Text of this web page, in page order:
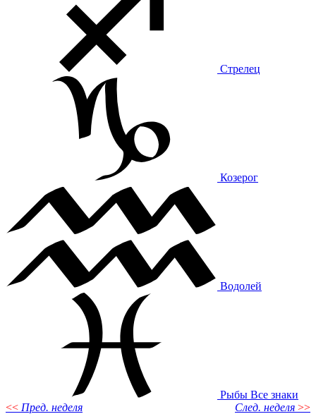
Стрелец
Козерог
Водолей
Рыбы Все знаки
<< Пред. неделя След. неделя >>